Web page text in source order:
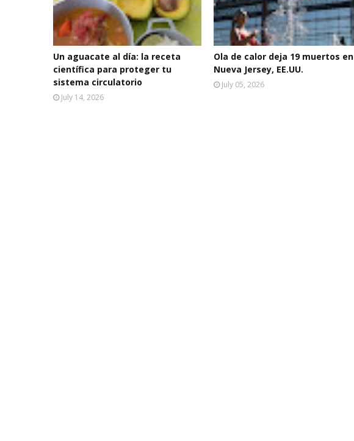
Un aguacate al día: la receta
científica para proteger tu
sistema circulatorio
July 14, 2026
Ola de calor deja 19 muertos en
Nueva Jersey, EE.UU.
July 05, 2026